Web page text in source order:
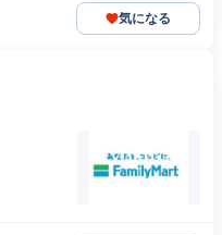
気になる